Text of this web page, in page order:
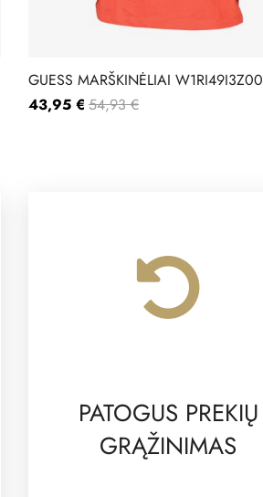
GUESS MARŠKINĖLIAI W1RI49I3Z00
43,95 € 54,93 €
PATOGUS PREKIŲ
GRĄŽINIMAS